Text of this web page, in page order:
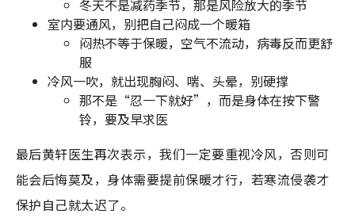
冬天不是减药季节，那是风险放大的季节
室内要通风，别把自己闷成一个暖箱
闷热不等于保暖，空气不流动，病毒反而更舒
服
冷风一吹，就出现胸闷、喘、头晕，别硬撑
那不是“忍一下就好”，而是身体在按下警
铃，要及早求医
最后黄轩医生再次表示，我们一定要重视冷风，否则可
能会后悔莫及，身体需要提前保暖才行，若寒流侵袭才
保护自己就太迟了。